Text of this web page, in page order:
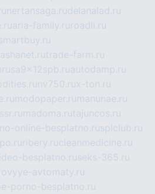
nertansaga.rudelanalad.ru
aria-family.ru roadli.ru
ashanet.rutrade-farm.ru
autodamp.ru
nv750.rux-ton.ru
modopaper.ru manunae.ru
madoma.rutajuncos.ru
online-besplatno.rusplclub.ru
ribery.rucleanmedicine.ru
besplatno.ruseks-365.ru
avtomaty.ru
porno-besplatno.ru